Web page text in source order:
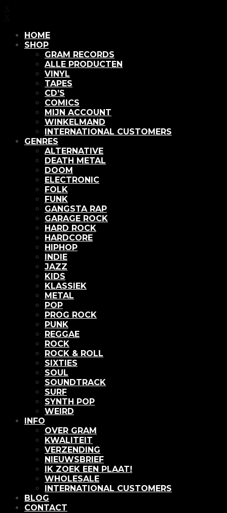
HOME
SHOP
GRAM RECORDS
ALLE PRODUCTEN
VINYL
TAPES
CD’S
COMICS
MIJN ACCOUNT
WINKELMAND
INTERNATIONAL CUSTOMERS
GENRES
ALTERNATIVE
DEATH METAL
DOOM
ELECTRONIC
FOLK
FUNK
GANGSTA RAP
GARAGE ROCK
HARD ROCK
HARDCORE
HIPHOP
INDIE
JAZZ
KIDS
KLASSIEK
METAL
POP
PROG ROCK
PUNK
REGGAE
ROCK
ROCK & ROLL
SIXTIES
SOUL
SOUNDTRACK
SURF
SYNTH POP
WEIRD
INFO
OVER GRAM
KWALITEIT
VERZENDING
NIEUWSBRIEF
IK ZOEK EEN PLAAT!
WHOLESALE
INTERNATIONAL CUSTOMERS
BLOG
CONTACT